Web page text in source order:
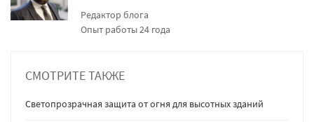
Редактор блога
Опыт работы 24 года
СМОТРИТЕ ТАКЖЕ
Светопрозрачная защита от огня для высотных зданий